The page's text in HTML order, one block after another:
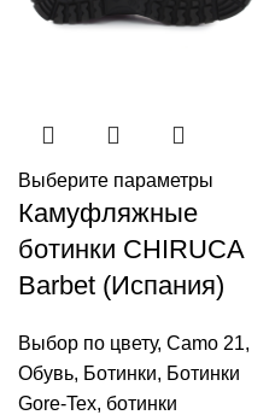
Выберите параметры
Камуфляжные
ботинки CHIRUCA
Barbet (Испания)
Выбор по цвету, Camo 21,
Обувь, Ботинки, Ботинки
Gore-Tex, ботинки